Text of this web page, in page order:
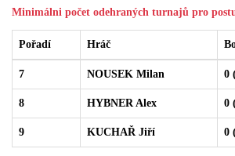
Minimálni počet odehraných turnajů pro
Pořadí Hráč
7 NOUSEK Milan 0
8 HYBNER Alex 0
9 KUCHAŘ Jiří 0